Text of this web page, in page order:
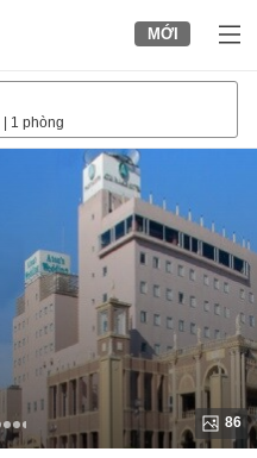
MỚI
1 phòng
86